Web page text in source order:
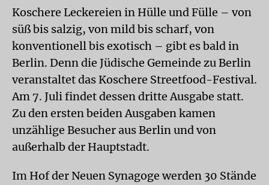
Koschere Leckereien in Hülle und Fülle – von
süß bis salzig, von mild bis scharf, von
konventionell bis exotisch – gibt es bald in
Berlin. Denn die Jüdische Gemeinde zu Berlin
veranstaltet das Koschere Streetfood-Festival.
Am 7. Juli findet dessen dritte Ausgabe statt.
Zu den ersten beiden Ausgaben kamen
unzählige Besucher aus Berlin und von
außerhalb der Hauptstadt.
Im Hof der Neuen Synagoge werden 30 Stände